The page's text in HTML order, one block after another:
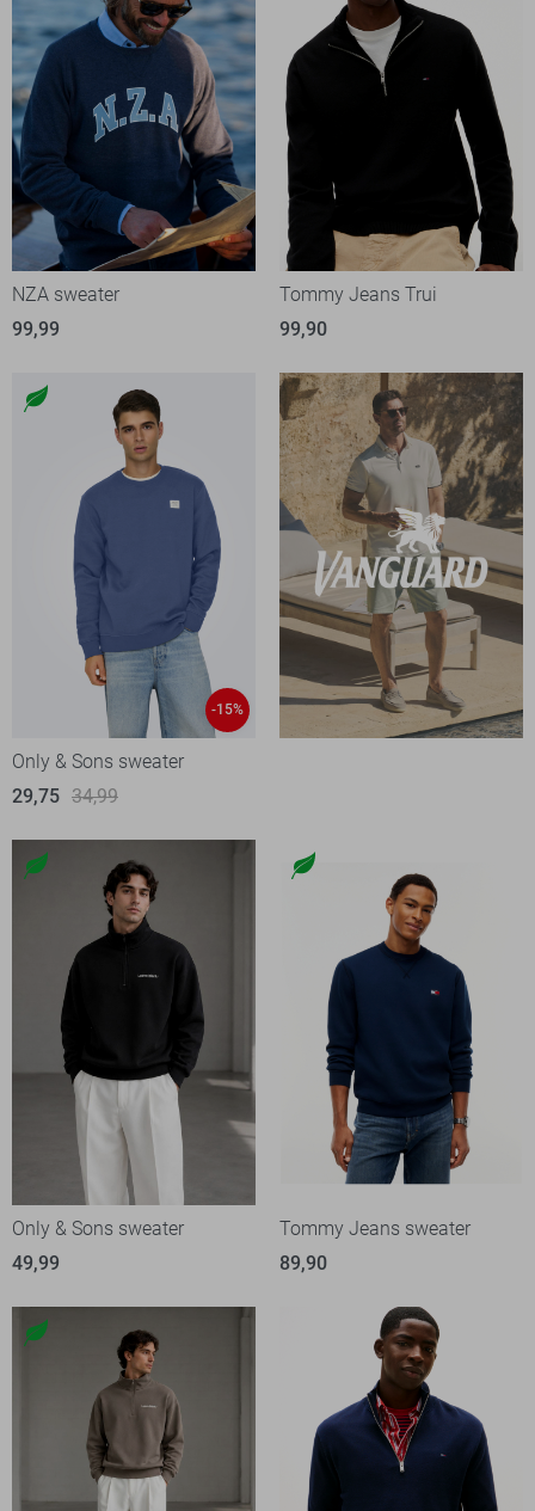
NZA sweater
99,99
Tommy Jeans Trui
99,90
-15%
Only & Sons sweater
29,75 34,99
Only & Sons sweater
49,99
Tommy Jeans sweater
89,90